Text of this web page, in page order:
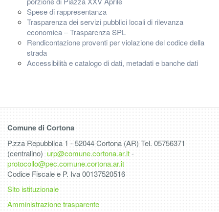
Spese di rappresentanza
Trasparenza dei servizi pubblici locali di rilevanza
economica – Trasparenza SPL
Rendicontazione proventi per violazione del codice della
strada
Accessibilità e catalogo di dati, metadati e banche dati
Comune di Cortona
P.zza Repubblica 1 - 52044 Cortona (AR) Tel. 05756371
(centralino) urp@comune.cortona.ar.it-
protocollo@pec.comune.cortona.ar.it
Codice Fiscale e P. Iva 00137520516
Sito istituzionale
Amministrazione trasparente